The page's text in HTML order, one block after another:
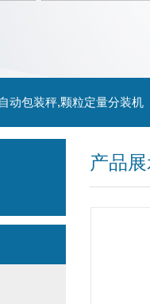
动包装秤,颗粒定量分装机
产品